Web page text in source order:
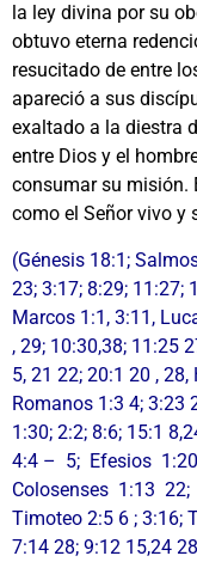
la ley divina por su
obtuvo eterna
resucitado de entre
apareció a sus
exaltado a la diestra
entre Dios y el
consumar su misión.
como el Señor vivo y
(Génesis 18:1;
23; 3:17; 8:29; 11:27;
Marcos 1:1, 3:11,
, 29; 10:30,38; 11:25
5, 21 22; 20:1 20 ,
Romanos 1:3 4; 3:23
1:30; 2:2; 8:6; 15:1
4:4 – 5; Efesios
Colosenses 1:13 22;
Timoteo 2:5 6 ; 3:16;
7:14 28; 9:12 15,24